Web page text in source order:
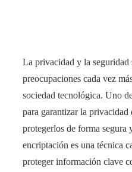
La privacidad y la seguridad
preocupaciones cada vez
sociedad tecnológica. Uno
para garantizar la privacidad
protegerlos de forma segura
encriptación es una técnica
proteger información clave